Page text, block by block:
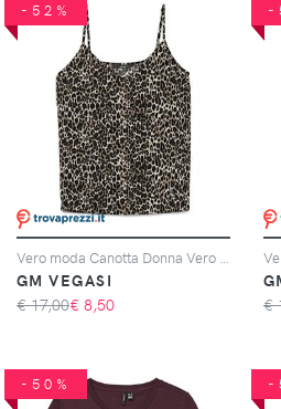
-52%
GM VEGASI
€ 17,00€ 8,50
-
€
-50% -